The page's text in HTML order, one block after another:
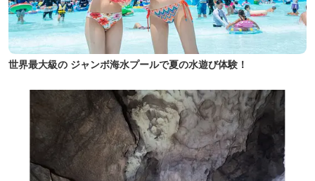
世界最大級の ジャンボ海水プールで夏の水遊び体験！